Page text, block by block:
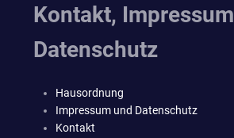
Kontakt,
Datenschutz
Hausordnung
Impressum und Datenschutz
Kontakt